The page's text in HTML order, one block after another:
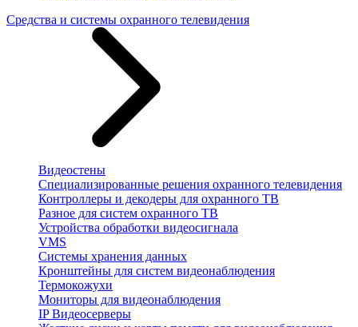
Средства и системы охранного телевидения
Видеостены
Специализированные решения охранного телевидения
Контроллеры и декодеры для охранного ТВ
Разное для систем охранного ТВ
Устройства обработки видеосигнала
VMS
Системы хранения данных
Кронштейны для систем видеонаблюдения
Термокожухи
Мониторы для видеонаблюдения
IP Видеосерверы